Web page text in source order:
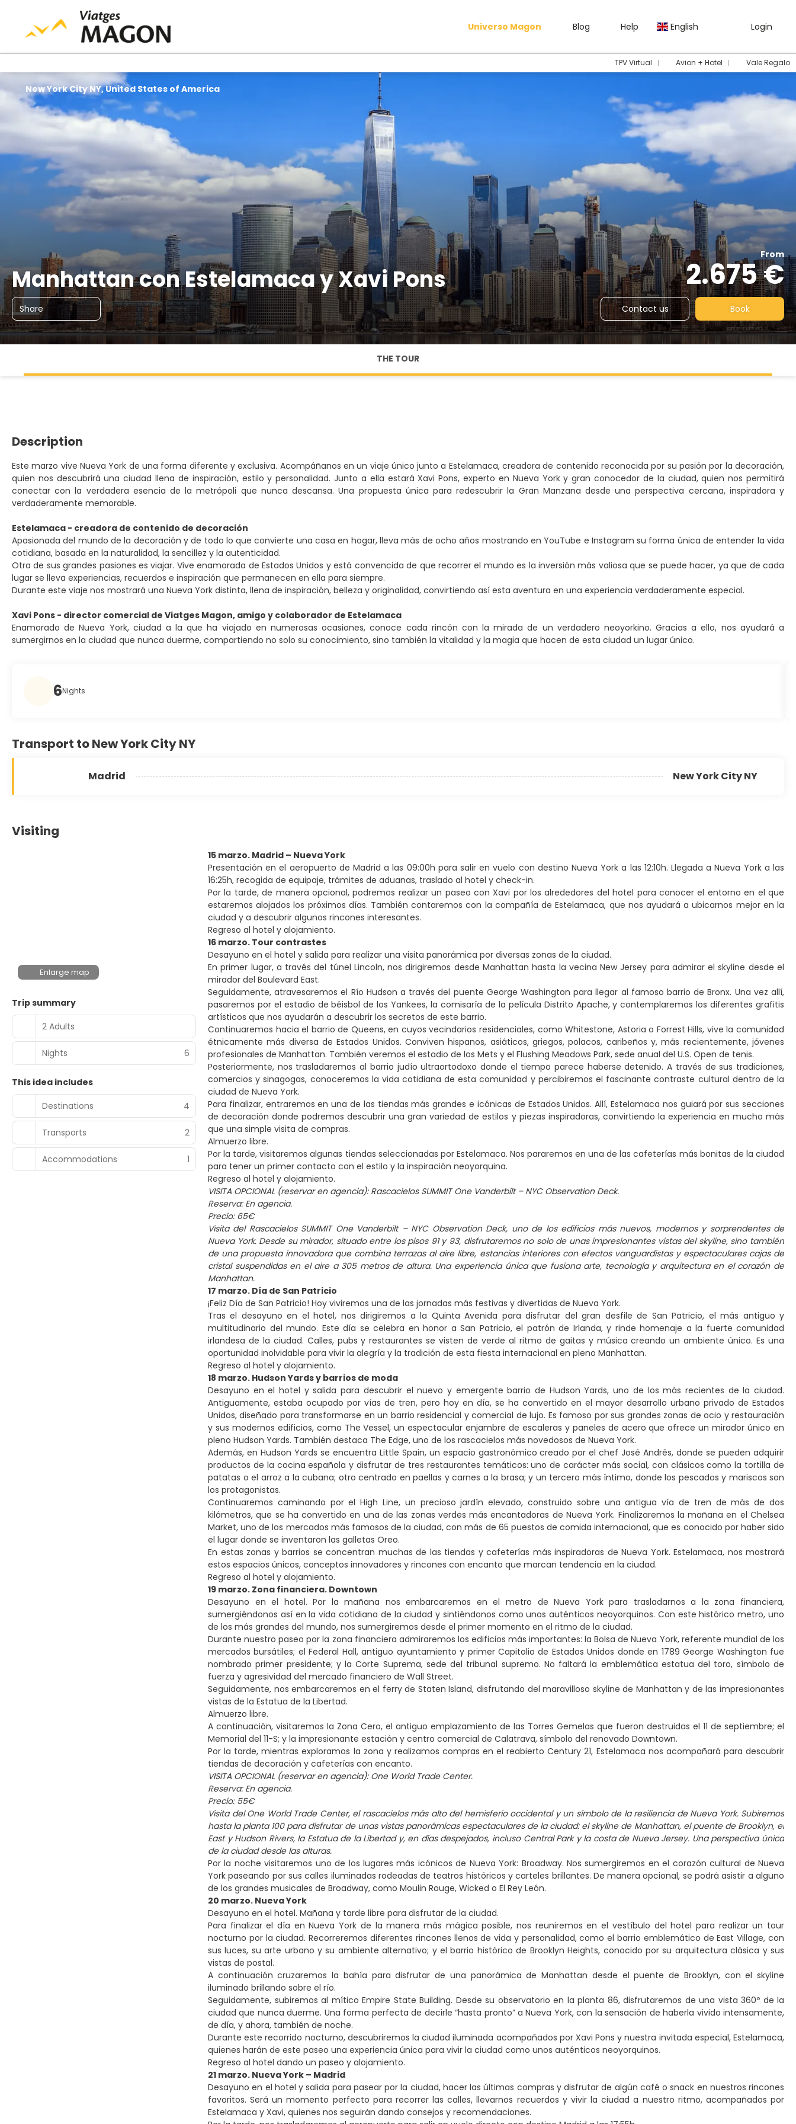
Universo Magon Blog Help English Login
TPV Virtual Avion + Hotel Vale Regalo
Manhattan con Estelamaca y Xavi Pons
From
2.675 €
Share Contact us Book
New York City NY, United States of America
THE TOUR
Description
Este marzo vive Nueva York de una forma diferente y exclusiva. Acompáñanos en un viaje único junto a Estelamaca, creadora de contenido reconocida por su pasión por la decoración,
quien nos descubrirá una ciudad llena de inspiración, estilo y personalidad. Junto a ella estará Xavi Pons, experto en Nueva York y gran conocedor de la ciudad, quien nos permitirá
conectar con la verdadera esencia de la metrópoli que nunca descansa. Una propuesta única para redescubrir la Gran Manzana desde una perspectiva cercana, inspiradora y
verdaderamente memorable.
Estelamaca - creadora de contenido de decoración
Apasionada del mundo de la decoración y de todo lo que convierte una casa en hogar, lleva más de ocho años mostrando en YouTube e Instagram su forma única de entender la vida
cotidiana, basada en la naturalidad, la sencillez y la autenticidad.
Otra de sus grandes pasiones es viajar. Vive enamorada de Estados Unidos y está convencida de que recorrer el mundo es la inversión más valiosa que se puede hacer, ya que de cada
lugar se lleva experiencias, recuerdos e inspiración que permanecen en ella para siempre.
Durante este viaje nos mostrará una Nueva York distinta, llena de inspiración, belleza y originalidad, convirtiendo así esta aventura en una experiencia verdaderamente especial.
Xavi Pons - director comercial de Viatges Magon, amigo y colaborador de Estelamaca
Enamorado de Nueva York, ciudad a la que ha viajado en numerosas ocasiones, conoce cada rincón con la mirada de un verdadero neoyorkino. Gracias a ello, nos ayudará a
sumergirnos en la ciudad que nunca duerme, compartiendo no solo su conocimiento, sino también la vitalidad y la magia que hacen de esta ciudad un lugar único.
6Nights
Transport to New York City NY
Madrid New York City NY
Visiting
Enlarge map
Trip summary
2 Adults
Nights 6
This idea includes
Destinations
4
Transports 2
Accommodations 1
15 marzo. Madrid – Nueva York
Presentación en el aeropuerto de Madrid a las 09:00h para salir en vuelo con destino Nueva York a las 12:10h. Llegada a Nueva York a las
16:25h, recogida de equipaje, trámites de aduanas, traslado al hotel y check-in.
Por la tarde, de manera opcional, podremos realizar un paseo con Xavi por los alrededores del hotel para conocer el entorno en el que
estaremos alojados los próximos días. También contaremos con la compañía de Estelamaca, que nos ayudará a ubicarnos mejor en la
ciudad y a descubrir algunos rincones interesantes.
Regreso al hotel y alojamiento.
16 marzo. Tour contrastes
Desayuno en el hotel y salida para realizar una visita panorámica por diversas zonas de la ciudad.
En primer lugar, a través del túnel Lincoln, nos dirigiremos desde Manhattan hasta la vecina New Jersey para admirar el skyline desde el
mirador del Boulevard East.
Seguidamente, atravesaremos el Río Hudson a través del puente George Washington para llegar al famoso barrio de Bronx. Una vez allí,
pasaremos por el estadio de béisbol de los Yankees, la comisaría de la película Distrito Apache, y contemplaremos los diferentes grafitis
artísticos que nos ayudarán a descubrir los secretos de este barrio.
Continuaremos hacia el barrio de Queens, en cuyos vecindarios residenciales, como Whitestone, Astoria o Forrest Hills, vive la comunidad
étnicamente más diversa de Estados Unidos. Conviven hispanos, asiáticos, griegos, polacos, caribeños y, más recientemente, jóvenes
profesionales de Manhattan. También veremos el estadio de los Mets y el Flushing Meadows Park, sede anual del U.S. Open de tenis.
Posteriormente, nos trasladaremos al barrio judío ultraortodoxo donde el tiempo parece haberse detenido. A través de sus tradiciones,
comercios y sinagogas, conoceremos la vida cotidiana de esta comunidad y percibiremos el fascinante contraste cultural dentro de la
ciudad de Nueva York.
Para finalizar, entraremos en una de las tiendas más grandes e icónicas de Estados Unidos. Allí, Estelamaca nos guiará por sus secciones
de decoración donde podremos descubrir una gran variedad de estilos y piezas inspiradoras, convirtiendo la experiencia en mucho más
que una simple visita de compras.
Almuerzo libre.
Por la tarde, visitaremos algunas tiendas seleccionadas por Estelamaca. Nos pararemos en una de las cafeterías más bonitas de la ciudad
para tener un primer contacto con el estilo y la inspiración neoyorquina.
Regreso al hotel y alojamiento.
VISITA OPCIONAL (reservar en agencia): Rascacielos SUMMIT One Vanderbilt – NYC Observation Deck.
Reserva: En agencia.
Precio: 65€
Visita del Rascacielos SUMMIT One Vanderbilt – NYC Observation Deck, uno de los edificios más nuevos, modernos y sorprendentes de
Nueva York. Desde su mirador, situado entre los pisos 91 y 93, disfrutaremos no solo de unas impresionantes vistas del skyline, sino también
de una propuesta innovadora que combina terrazas al aire libre, estancias interiores con efectos vanguardistas y espectaculares cajas de
cristal suspendidas en el aire a 305 metros de altura. Una experiencia única que fusiona arte, tecnología y arquitectura en el corazón de
Manhattan.
17 marzo. Día de San Patricio
¡Feliz Día de San Patricio! Hoy viviremos una de las jornadas más festivas y divertidas de Nueva York.
Tras el desayuno en el hotel, nos dirigiremos a la Quinta Avenida para disfrutar del gran desfile de San Patricio, el más antiguo y
multitudinario del mundo. Este día se celebra en honor a San Patricio, el patrón de Irlanda, y rinde homenaje a la fuerte comunidad
irlandesa de la ciudad. Calles, pubs y restaurantes se visten de verde al ritmo de gaitas y música creando un ambiente único. Es una
oportunidad inolvidable para vivir la alegría y la tradición de esta fiesta internacional en pleno Manhattan.
Regreso al hotel y alojamiento.
18 marzo. Hudson Yards y barrios de moda
Desayuno en el hotel y salida para descubrir el nuevo y emergente barrio de Hudson Yards, uno de los más recientes de la ciudad.
Antiguamente, estaba ocupado por vías de tren, pero hoy en día, se ha convertido en el mayor desarrollo urbano privado de Estados
Unidos, diseñado para transformarse en un barrio residencial y comercial de lujo. Es famoso por sus grandes zonas de ocio y restauración
y sus modernos edificios, como The Vessel, un espectacular enjambre de escaleras y paneles de acero que ofrece un mirador único en
pleno Hudson Yards. También destaca The Edge, uno de los rascacielos más novedosos de Nueva York.
Además, en Hudson Yards se encuentra Little Spain, un espacio gastronómico creado por el chef José Andrés, donde se pueden adquirir
productos de la cocina española y disfrutar de tres restaurantes temáticos: uno de carácter más social, con clásicos como la tortilla de
patatas o el arroz a la cubana; otro centrado en paellas y carnes a la brasa; y un tercero más íntimo, donde los pescados y mariscos son
los protagonistas.
Continuaremos caminando por el High Line, un precioso jardín elevado, construido sobre una antigua vía de tren de más de dos
kilómetros, que se ha convertido en una de las zonas verdes más encantadoras de Nueva York. Finalizaremos la mañana en el Chelsea
Market, uno de los mercados más famosos de la ciudad, con más de 65 puestos de comida internacional, que es conocido por haber sido
el lugar donde se inventaron las galletas Oreo.
En estas zonas y barrios se concentran muchas de las tiendas y cafeterías más inspiradoras de Nueva York. Estelamaca, nos mostrará
estos espacios únicos, conceptos innovadores y rincones con encanto que marcan tendencia en la ciudad.
Regreso al hotel y alojamiento.
19 marzo. Zona financiera. Downtown
Desayuno en el hotel. Por la mañana nos embarcaremos en el metro de Nueva York para trasladarnos a la zona financiera,
sumergiéndonos así en la vida cotidiana de la ciudad y sintiéndonos como unos auténticos neoyorquinos. Con este histórico metro, uno
de los más grandes del mundo, nos sumergiremos desde el primer momento en el ritmo de la ciudad.
Durante nuestro paseo por la zona financiera admiraremos los edificios más importantes: la Bolsa de Nueva York, referente mundial de los
mercados bursátiles; el Federal Hall, antiguo ayuntamiento y primer Capitolio de Estados Unidos donde en 1789 George Washington fue
nombrado primer presidente; y la Corte Suprema, sede del tribunal supremo. No faltará la emblemática estatua del toro, símbolo de
fuerza y agresividad del mercado financiero de Wall Street.
Seguidamente, nos embarcaremos en el ferry de Staten Island, disfrutando del maravilloso skyline de Manhattan y de las impresionantes
vistas de la Estatua de la Libertad.
Almuerzo libre.
A continuación, visitaremos la Zona Cero, el antiguo emplazamiento de las Torres Gemelas que fueron destruidas el 11 de septiembre; el
Memorial del 11-S; y la impresionante estación y centro comercial de Calatrava, símbolo del renovado Downtown.
Por la tarde, mientras exploramos la zona y realizamos compras en el reabierto Century 21, Estelamaca nos acompañará para descubrir
tiendas de decoración y cafeterías con encanto.
VISITA OPCIONAL (reservar en agencia): One World Trade Center.
Reserva: En agencia.
Precio: 55€
Visita del One World Trade Center, el rascacielos más alto del hemisferio occidental y un símbolo de la resiliencia de Nueva York. Subiremos
hasta la planta 100 para disfrutar de unas vistas panorámicas espectaculares de la ciudad: el skyline de Manhattan, el puente de Brooklyn, el
East y Hudson Rivers, la Estatua de la Libertad y, en días despejados, incluso Central Park y la costa de Nueva Jersey. Una perspectiva única
de la ciudad desde las alturas.
Por la noche visitaremos uno de los lugares más icónicos de Nueva York: Broadway. Nos sumergiremos en el corazón cultural de Nueva
York paseando por sus calles iluminadas rodeadas de teatros históricos y carteles brillantes. De manera opcional, se podrá asistir a alguno
de los grandes musicales de Broadway, como Moulin Rouge, Wicked o El Rey León.
20 marzo. Nueva York
Desayuno en el hotel. Mañana y tarde libre para disfrutar de la ciudad.
Para finalizar el día en Nueva York de la manera más mágica posible, nos reuniremos en el vestíbulo del hotel para realizar un tour
nocturno por la ciudad. Recorreremos diferentes rincones llenos de vida y personalidad, como el barrio emblemático de East Village, con
sus luces, su arte urbano y su ambiente alternativo; y el barrio histórico de Brooklyn Heights, conocido por su arquitectura clásica y sus
vistas de postal.
A continuación cruzaremos la bahía para disfrutar de una panorámica de Manhattan desde el puente de Brooklyn, con el skyline
iluminado brillando sobre el río.
Seguidamente, subiremos al mítico Empire State Building. Desde su observatorio en la planta 86, disfrutaremos de una vista 360º de la
ciudad que nunca duerme. Una forma perfecta de decirle “hasta pronto” a Nueva York, con la sensación de haberla vivido intensamente,
de día, y ahora, también de noche.
Durante este recorrido nocturno, descubriremos la ciudad iluminada acompañados por Xavi Pons y nuestra invitada especial, Estelamaca,
quienes harán de este paseo una experiencia única para vivir la ciudad como unos auténticos neoyorquinos.
Regreso al hotel dando un paseo y alojamiento.
21 marzo. Nueva York – Madrid
Desayuno en el hotel y salida para pasear por la ciudad, hacer las últimas compras y disfrutar de algún café o snack en nuestros rincones
favoritos. Será un momento perfecto para recorrer las calles, llevarnos recuerdos y vivir la ciudad a nuestro ritmo, acompañados por
Estelamaca y Xavi, quienes nos seguirán dando consejos y recomendaciones.